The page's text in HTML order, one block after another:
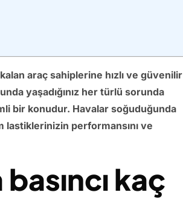
araç sahiplerine hızlı ve güvenilir
yaşadığınız her türlü sorunda
bir konudur. Havalar soğuduğunda
lastiklerinizin performansını ve
kaç